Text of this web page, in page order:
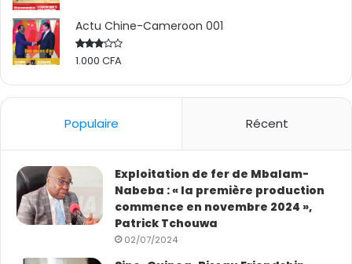
Actu Chine-Cameroon 001
Rated
1.000 CFA
Populaire Récent
Exploitation de fer de Mbalam-
Nabeba : « la première production
commence en novembre 2024 »,
Patrick Tchouwa
02/07/2024